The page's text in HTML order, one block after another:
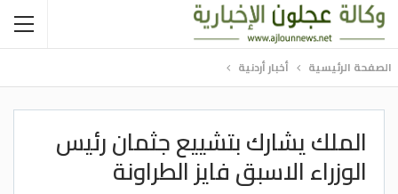
الصفحة الرئيسية أخبار أردنية
الملك يشارك بتشييع جثمان رئيس
الوزراء الاسبق فايز الطراونة